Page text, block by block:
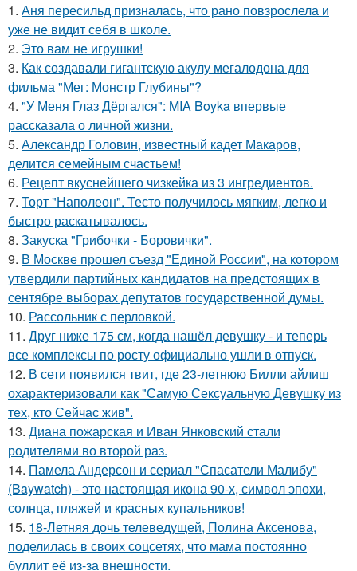
1. Аня пересильд призналась, что рано повзрослела и
уже не видит себя в школе.
2. Это вам не игрушки!
3. Как создавали гигантскую акулу мегалодона для
фильма "Мег: Монстр Глубины"?
4. "У Меня Глаз Дёргался": MIA Boyka впервые
рассказала о личной жизни.
5. Александр Головин, известный кадет Макаров,
делится семейным счастьем!
6. Рецепт вкуснейшего чизкейка из 3 ингредиентов.
7. Торт "Наполеон". Тесто получилось мягким, легко и
быстро раскатывалось.
8. Закуска "Грибочки - Боровички".
9. В Москве прошел съезд "Единой России", на котором
утвердили партийных кандидатов на предстоящих в
сентябре выборах депутатов государственной думы.
10. Рассольник с перловкой.
11. Друг ниже 175 см, когда нашёл девушку - и теперь
все комплексы по росту официально ушли в отпуск.
12. В сети появился твит, где 23-летнюю Билли айлиш
охарактеризовали как "Самую Сексуальную Девушку из
тех, кто Сейчас жив".
13. Диана пожарская и Иван Янковский стали
родителями во второй раз.
14. Памела Андерсон и сериал "Спасатели Малибу"
(Baywatch) - это настоящая икона 90-х, символ эпохи,
солнца, пляжей и красных купальников!
15. 18-Летняя дочь телеведущей, Полина Аксенова,
поделилась в своих соцсетях, что мама постоянно
буллит её из-за внешности.